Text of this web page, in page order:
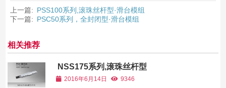
上一篇: PSS100系列,滚珠丝杆型·滑台模组
下一篇: PSC50系列，全封闭型·滑台模组
相关推荐
NSS175系列,滚珠丝杆型
2016年6月14日
9346